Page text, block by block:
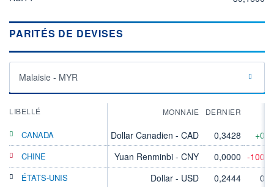
PARITÉS DE DEVISES
Malaisie - MYR
LIBELLÉ MONNAIE DERNIER
CANADA Dollar Canadien - CAD 0,3428
CHINE Yuan Renminbi - CNY 0,0000 -
ÉTATS-UNIS Dollar - USD 0,2444